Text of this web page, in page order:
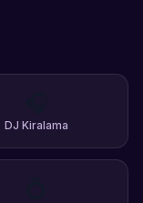
DJ Kiralama